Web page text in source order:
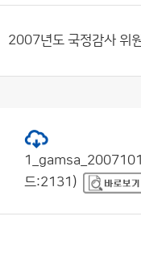
2007년도 국정감사 위
드:2131)